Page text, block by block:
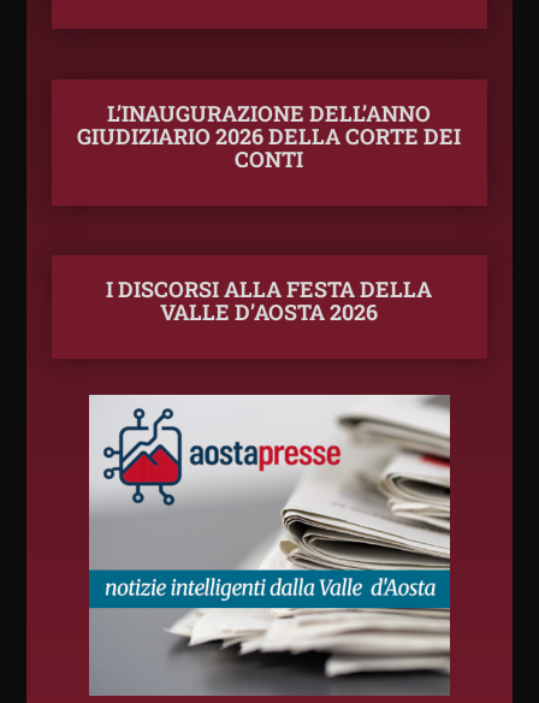
L’INAUGURAZIONE DELL’ANNO
GIUDIZIARIO 2026 DELLA CORTE DEI
CONTI
I DISCORSI ALLA FESTA DELLA
VALLE D’AOSTA 2026